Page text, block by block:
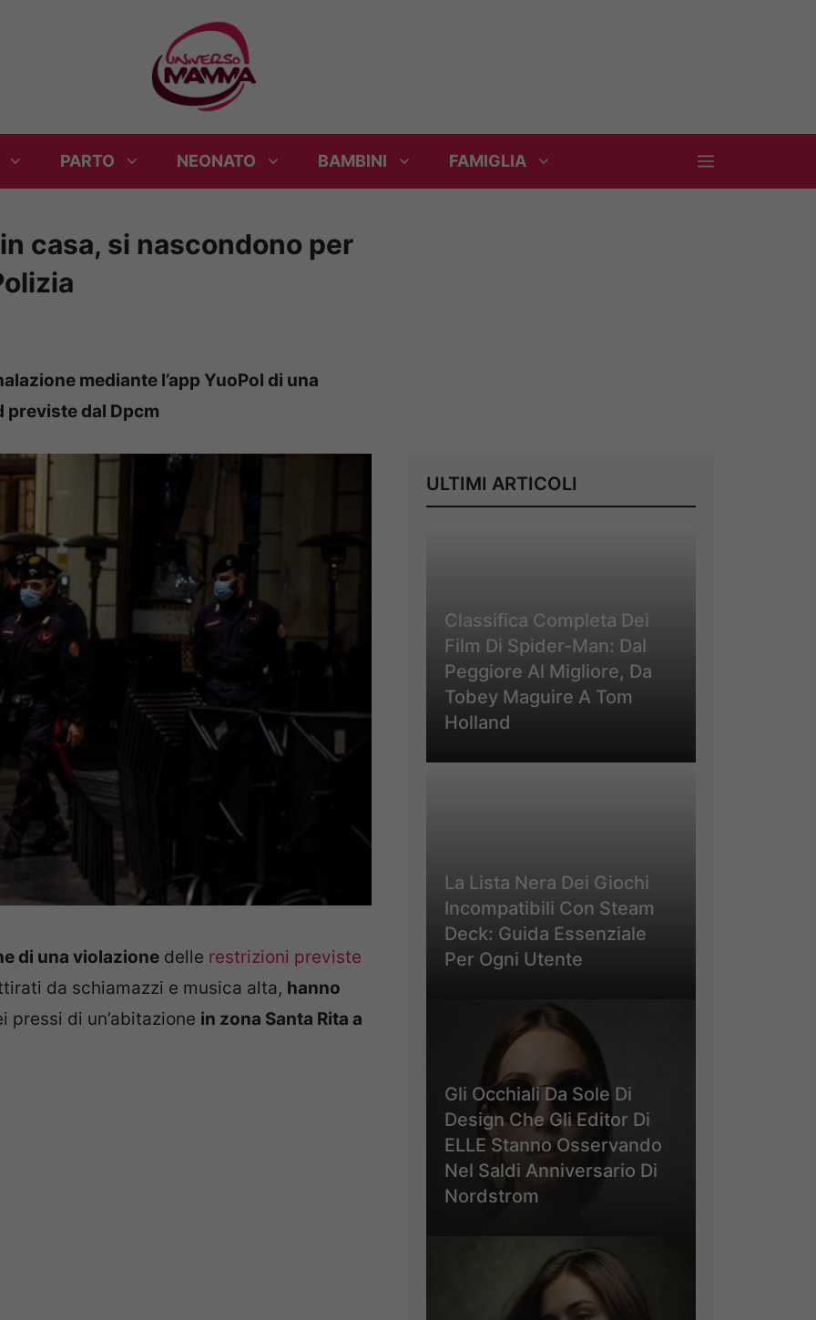
PARTO NEONATO BAMBINI FAMIGLIA
casa, si nascondono per
mediante l’app YuoPol di una
dal Dpcm
di una violazione delle restrizioni previste
da schiamazzi e musica alta, hanno
pressi di un’abitazione in zona Santa Rita a
ULTIMI ARTICOLI
Classifica Completa Dei
Film Di Spider-Man: Dal
Peggiore Al Migliore, Da
Tobey Maguire A Tom
Holland
La Lista Nera Dei Giochi
Incompatibili Con Steam
Deck: Guida Essenziale
Per Ogni Utente
Gli Occhiali Da Sole Di
Design Che Gli Editor Di
ELLE Stanno Osservando
Nel Saldi Anniversario Di
Nordstrom